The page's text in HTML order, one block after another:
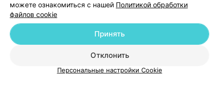
Обработка персональных данных
© 2026 ООО «Артокс Лаб», УНП 191700409
можете ознакомиться с нашей Политикой обработки
файлов cookie
Отклонить
Принять
Персональные настройки Cookie